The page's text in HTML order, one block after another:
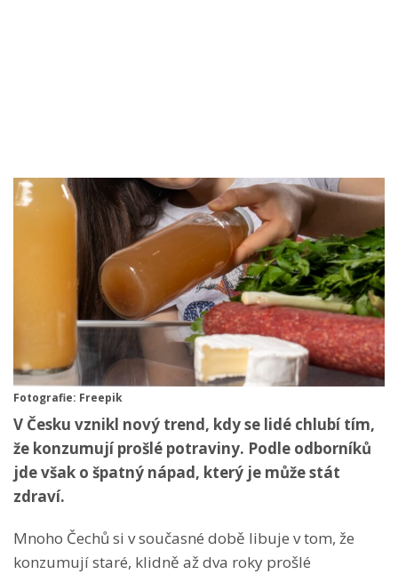
Fotografie: Freepik
V Česku vznikl nový trend, kdy se lidé chlubí tím,
že konzumují prošlé potraviny. Podle odborníků
jde však o špatný nápad, který je může stát
zdraví.
Mnoho Čechů si v současné době libuje v tom, že
konzumují staré, klidně až dva roky prošlé